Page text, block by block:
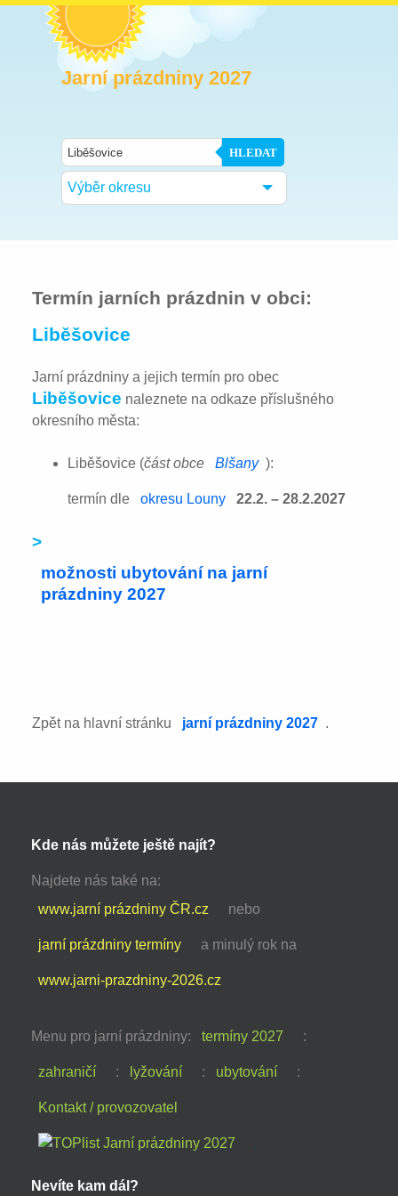
Jarní prázdniny 2027
HLEDAT
Výběr okresu
Termín jarních prázdnin v obci:
Liběšovice
Jarní prázdniny a jejich termín pro obec
Liběšovice naleznete na odkaze příslušného
okresního města:
Liběšovice (část obce Blšany ):
termín dle okresu Louny 22.2. – 28.2.2027
>
možnosti ubytování na jarní
prázdniny 2027
Zpět na hlavní stránku jarní prázdniny 2027 .
Kde nás můžete ještě najít?
Najdete nás také na:
www.jarní prázdniny ČR.cz
nebo
jarní prázdniny termíny a minulý rok na
www.jarni-prazdniny-2026.cz
Menu pro jarní prázdniny: termíny 2027 :
zahraničí : lyžování : ubytování :
Kontakt / provozovatel
Nevíte kam dál?